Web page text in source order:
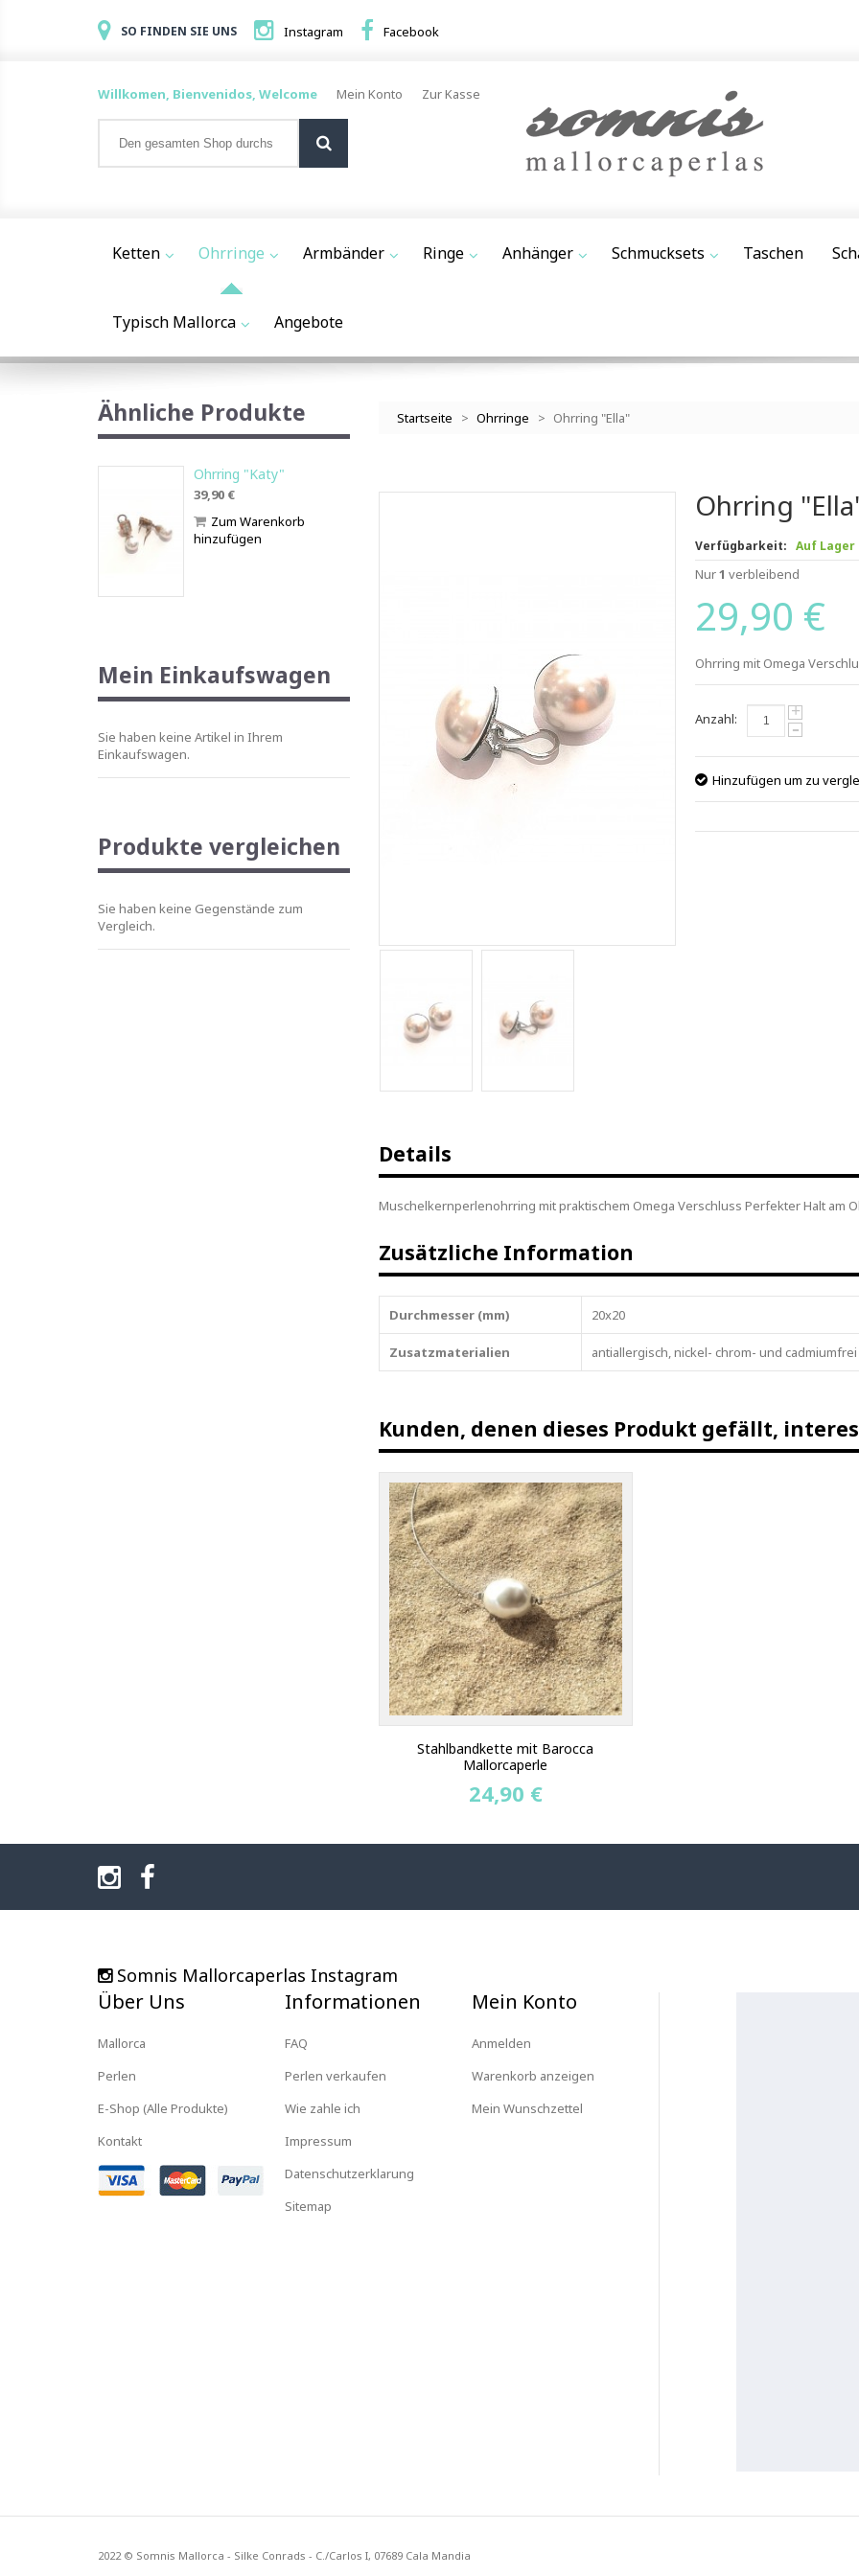
SO FINDEN SIE UNS Instagram Facebook
Mein Konto Zur Kasse
Willkomen, Bienvenidos, Welcome
Ketten Ohrringe Armbänder Ringe Anhänger Schmucksets Taschen
Typisch Mallorca Angebote
Startseite > Ohrringe > Ohrring "Ella"
Ohrring
Verfügbarkeit: Auf Lager
Nur1 verbleibend
29,90 €
Ohrring mit Omega
Anzahl: +
-
Hinzufügen um zu
Details
Muschelkernperlenohrring mit praktischem Omega Verschluss Perfekter Halt am
Zusätzliche Information
Durchmesser (mm) 20x20
Zusatzmaterialien antiallergisch, nickel- chrom- und cadmiumfrei
Kunden, denen dieses Produkt gefällt,
Stahlbandkette mit Barocca
Mallorcaperle
24,90 €
Ähnliche Produkte
Ohrring "Katy"
39,90 €
Zum Warenkorb
hinzufügen
Mein Einkaufswagen
Sie haben keine Artikel in Ihrem
Einkaufswagen.
Produkte vergleichen
Sie haben keine Gegenstände zum
Vergleich.
Somnis Mallorcaperlas Instagram
Über Uns
Mallorca
Perlen
E-Shop (Alle Produkte)
Kontakt
Informationen
FAQ
Perlen verkaufen
Wie zahle ich
Impressum
Datenschutzerklarung
Sitemap
Mein Konto
Anmelden
Warenkorb anzeigen
Mein Wunschzettel
2022 © Somnis Mallorca - Silke Conrads - C./Carlos I, 07689 Cala Mandia